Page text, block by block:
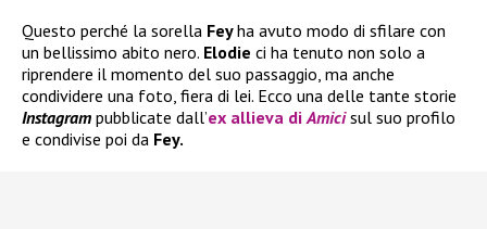
Questo perché la sorella Feyha avuto modo di sfilare con
un bellissimo abito nero. Elodie ci ha tenuto non solo a
riprendere il momento del suo passaggio, ma anche
condividere una foto, fiera di lei. Ecco una delle tante storie
Instagram pubblicate dall’ex allieva diAmici sul suo profilo
e condivise poi da Fey.